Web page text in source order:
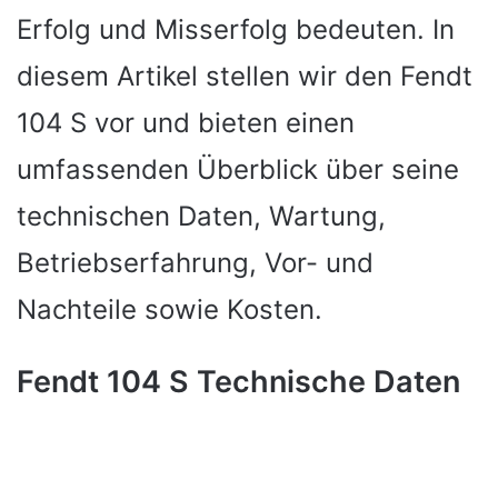
Erfolg und Misserfolg bedeuten. In
diesem Artikel stellen wir den Fendt
104 S vor und bieten einen
umfassenden Überblick über seine
technischen Daten, Wartung,
Betriebserfahrung, Vor- und
Nachteile sowie Kosten.
Fendt 104 S Technische Daten